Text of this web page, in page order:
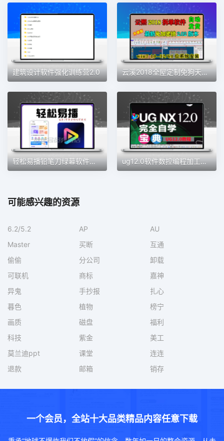
建筑设计软件强化训练营2.0 云溪2018全屋定制免狗天工生产免锁云熙拆单软件柜体橱柜排版2021
轻松易播铅笔刀绿幕软件直播加加魔盒同款绿幕直播间会员权益 ug12.0软件数控编程加工中心数控自学建模全套教程从入门到精通
可能感兴趣的资源
6.2/5.2 AP
AU
Master
买断
互通
偷偷
分公司
卸载
可联机
商标
嘉神
异鬼
手抄报
扎心
暮色
植物
榜宁
画质
磁盘
福利
科技
紫金
美工
莫兰迪ppt
课堂
连连
退款
邮箱 销存
一个会员，全站十大品类精品内容任意下载